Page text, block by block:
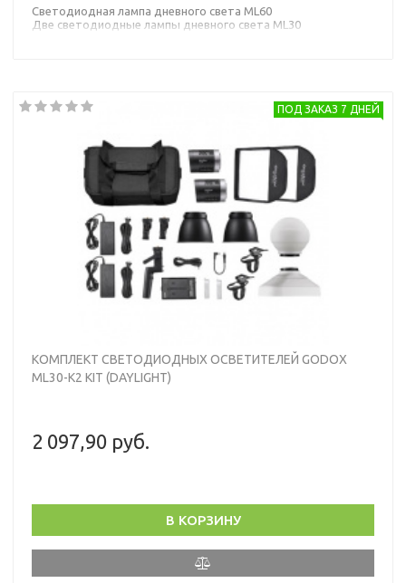
Светодиодная лампа дневного света ML60
Две светодиодные лампы дневного света ML30
ПОД ЗАКАЗ 7 ДНЕЙ
КОМПЛЕКТ СВЕТОДИОДНЫХ ОСВЕТИТЕЛЕЙ GODOX
ML30-K2 KIT (DAYLIGHT)
2 097,90 руб.
В КОРЗИНУ